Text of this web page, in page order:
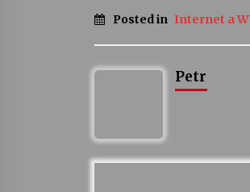
Posted in Internet a
Petr